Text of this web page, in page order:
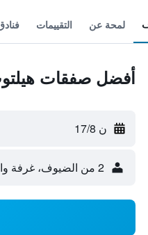
لمحة عن التقييمات
أفضل صفقات
ن 17/8
2 من الضيوف، غرفة واحدة